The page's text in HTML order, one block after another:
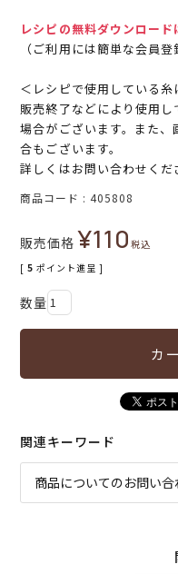
レシピの無料ダウンロー
（ご利用には簡単な会員登
＜レシピで使用している糸
販売終了などにより使用
場合がございます。また
合もございます。
詳しくはお問い合わせくだ
商品コード 405808
販売価格 ¥110税込
[ 5 ポイント進呈 ]
カ
関連キーワード
商品についてのお問い合